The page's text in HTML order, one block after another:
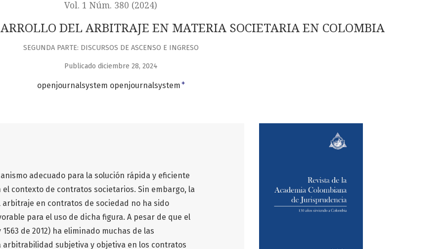
Vol. 1 Núm. 380 (2024)
DEL ARBITRAJE EN MATERIA SOCIETARIA EN COLOMBIA
SEGUNDA PARTE: DISCURSOS DE ASCENSO E INGRESO
Publicado diciembre 28, 2024
openjournalsystem openjournalsystem +
adecuado para la solución rápida y eficiente
contexto de contratos societarios. Sin embargo, la
en contratos de sociedad no ha sido
para el uso de dicha figura. A pesar de que el
de 2012) ha eliminado muchas de las
subjetiva y objetiva en los contratos